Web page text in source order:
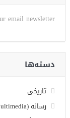
email newsletter.
دسته‌ها
تاریخی
رسانه (Multimedia)